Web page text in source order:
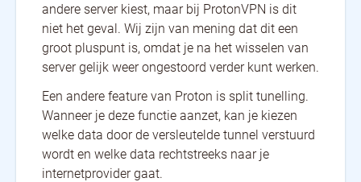
andere server kiest, maar bij ProtonVPN is dit
niet het geval. Wij zijn van mening dat dit een
groot pluspunt is, omdat je na het wisselen van
server gelijk weer ongestoord verder kunt werken.
Een andere feature van Proton is split tunelling.
Wanneer je deze functie aanzet, kan je kiezen
welke data door de versleutelde tunnel verstuurd
wordt en welke data rechtstreeks naar je
internetprovider gaat.